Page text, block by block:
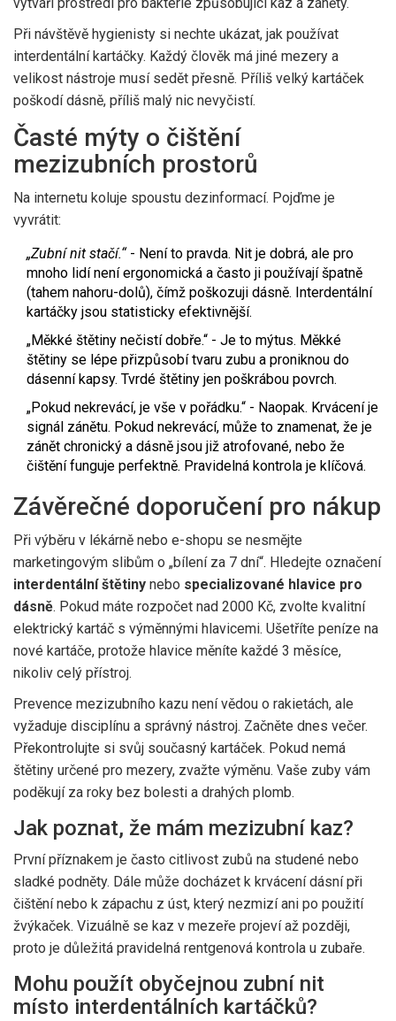
Při návštěvě hygienisty si nechte ukázat, jak používat
interdentální kartáčky. Každý člověk má jiné mezery a
velikost nástroje musí sedět přesně. Příliš velký kartáček
poškodí dásně, příliš malý nic nevyčistí.
Časté mýty o čištění
mezizubních prostorů
Na internetu koluje spoustu dezinformací. Pojďme je
vyvrátit:
„Zubní nit stačí.“- Není to pravda. Nit je dobrá, ale pro
mnoho lidí není ergonomická a často ji používají špatně
(tahem nahoru-dolů), čímž poškozuji dásně. Interdentální
kartáčky jsou statisticky efektivnější.
„Měkké štětiny nečistí dobře.“ - Je to mýtus. Měkké
štětiny se lépe přizpůsobí tvaru zubu a proniknou do
dásenní kapsy. Tvrdé štětiny jen poškrábou povrch.
„Pokud nekrevácí, je vše v pořádku.“ - Naopak. Krvácení je
signál zánětu. Pokud nekrevácí, může to znamenat, že je
zánět chronický a dásně jsou již atrofované, nebo že
čištění funguje perfektně. Pravidelná kontrola je klíčová.
Závěrečné doporučení pro nákup
Při výběru v lékárně nebo e-shopu se nesmějte
marketingovým slibům o „bílení za 7 dní“. Hledejte označení
interdentální štětiny nebo specializované hlavice pro
dásně. Pokud máte rozpočet nad 2000 Kč, zvolte kvalitní
elektrický kartáč s výměnnými hlavicemi. Ušetříte peníze na
nové kartáče, protože hlavice měníte každé 3 měsíce,
nikoliv celý přístroj.
Prevence mezizubního kazu není vědou o rakietách, ale
vyžaduje disciplínu a správný nástroj. Začněte dnes večer.
Překontrolujte si svůj současný kartáček. Pokud nemá
štětiny určené pro mezery, zvažte výměnu. Vaše zuby vám
poděkují za roky bez bolesti a drahých plomb.
Jak poznat, že mám mezizubní kaz?
První příznakem je často citlivost zubů na studené nebo
sladké podněty. Dále může docházet k krvácení dásní při
čištění nebo k zápachu z úst, který nezmizí ani po použití
žvýkaček. Vizuálně se kaz v mezeře projeví až později,
proto je důležitá pravidelná rentgenová kontrola u zubaře.
Mohu použít obyčejnou zubní nit
místo interdentálních kartáčků?